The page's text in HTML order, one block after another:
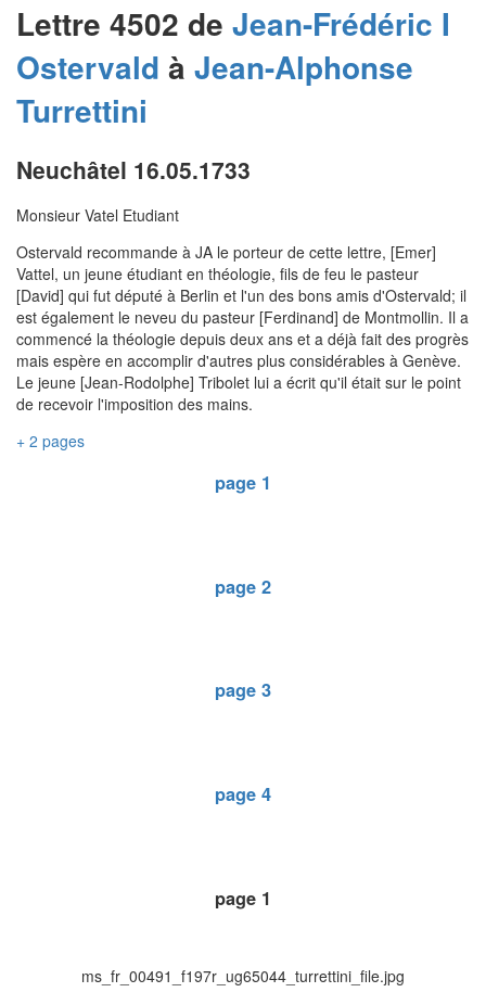
Lettre 4502 de Jean-Frédéric I
Ostervald à Jean-Alphonse
Turrettini
Neuchâtel 16.05.1733
Monsieur Vatel Etudiant
Ostervald recommande à JA le porteur de cette lettre, [Emer]
Vattel, un jeune étudiant en théologie, fils de feu le pasteur
[David] qui fut député à Berlin et l'un des bons amis d'Ostervald; il
est également le neveu du pasteur [Ferdinand] de Montmollin. Il a
commencé la théologie depuis deux ans et a déjà fait des progrès
mais espère en accomplir d'autres plus considérables à Genève.
Le jeune [Jean-Rodolphe] Tribolet lui a écrit qu'il était sur le point
de recevoir l'imposition des mains.
+ 2 pages
page 1
page 2
page 3
page 4
page 1
ms_fr_00491_f197r_ug65044_turrettini_file.jpg